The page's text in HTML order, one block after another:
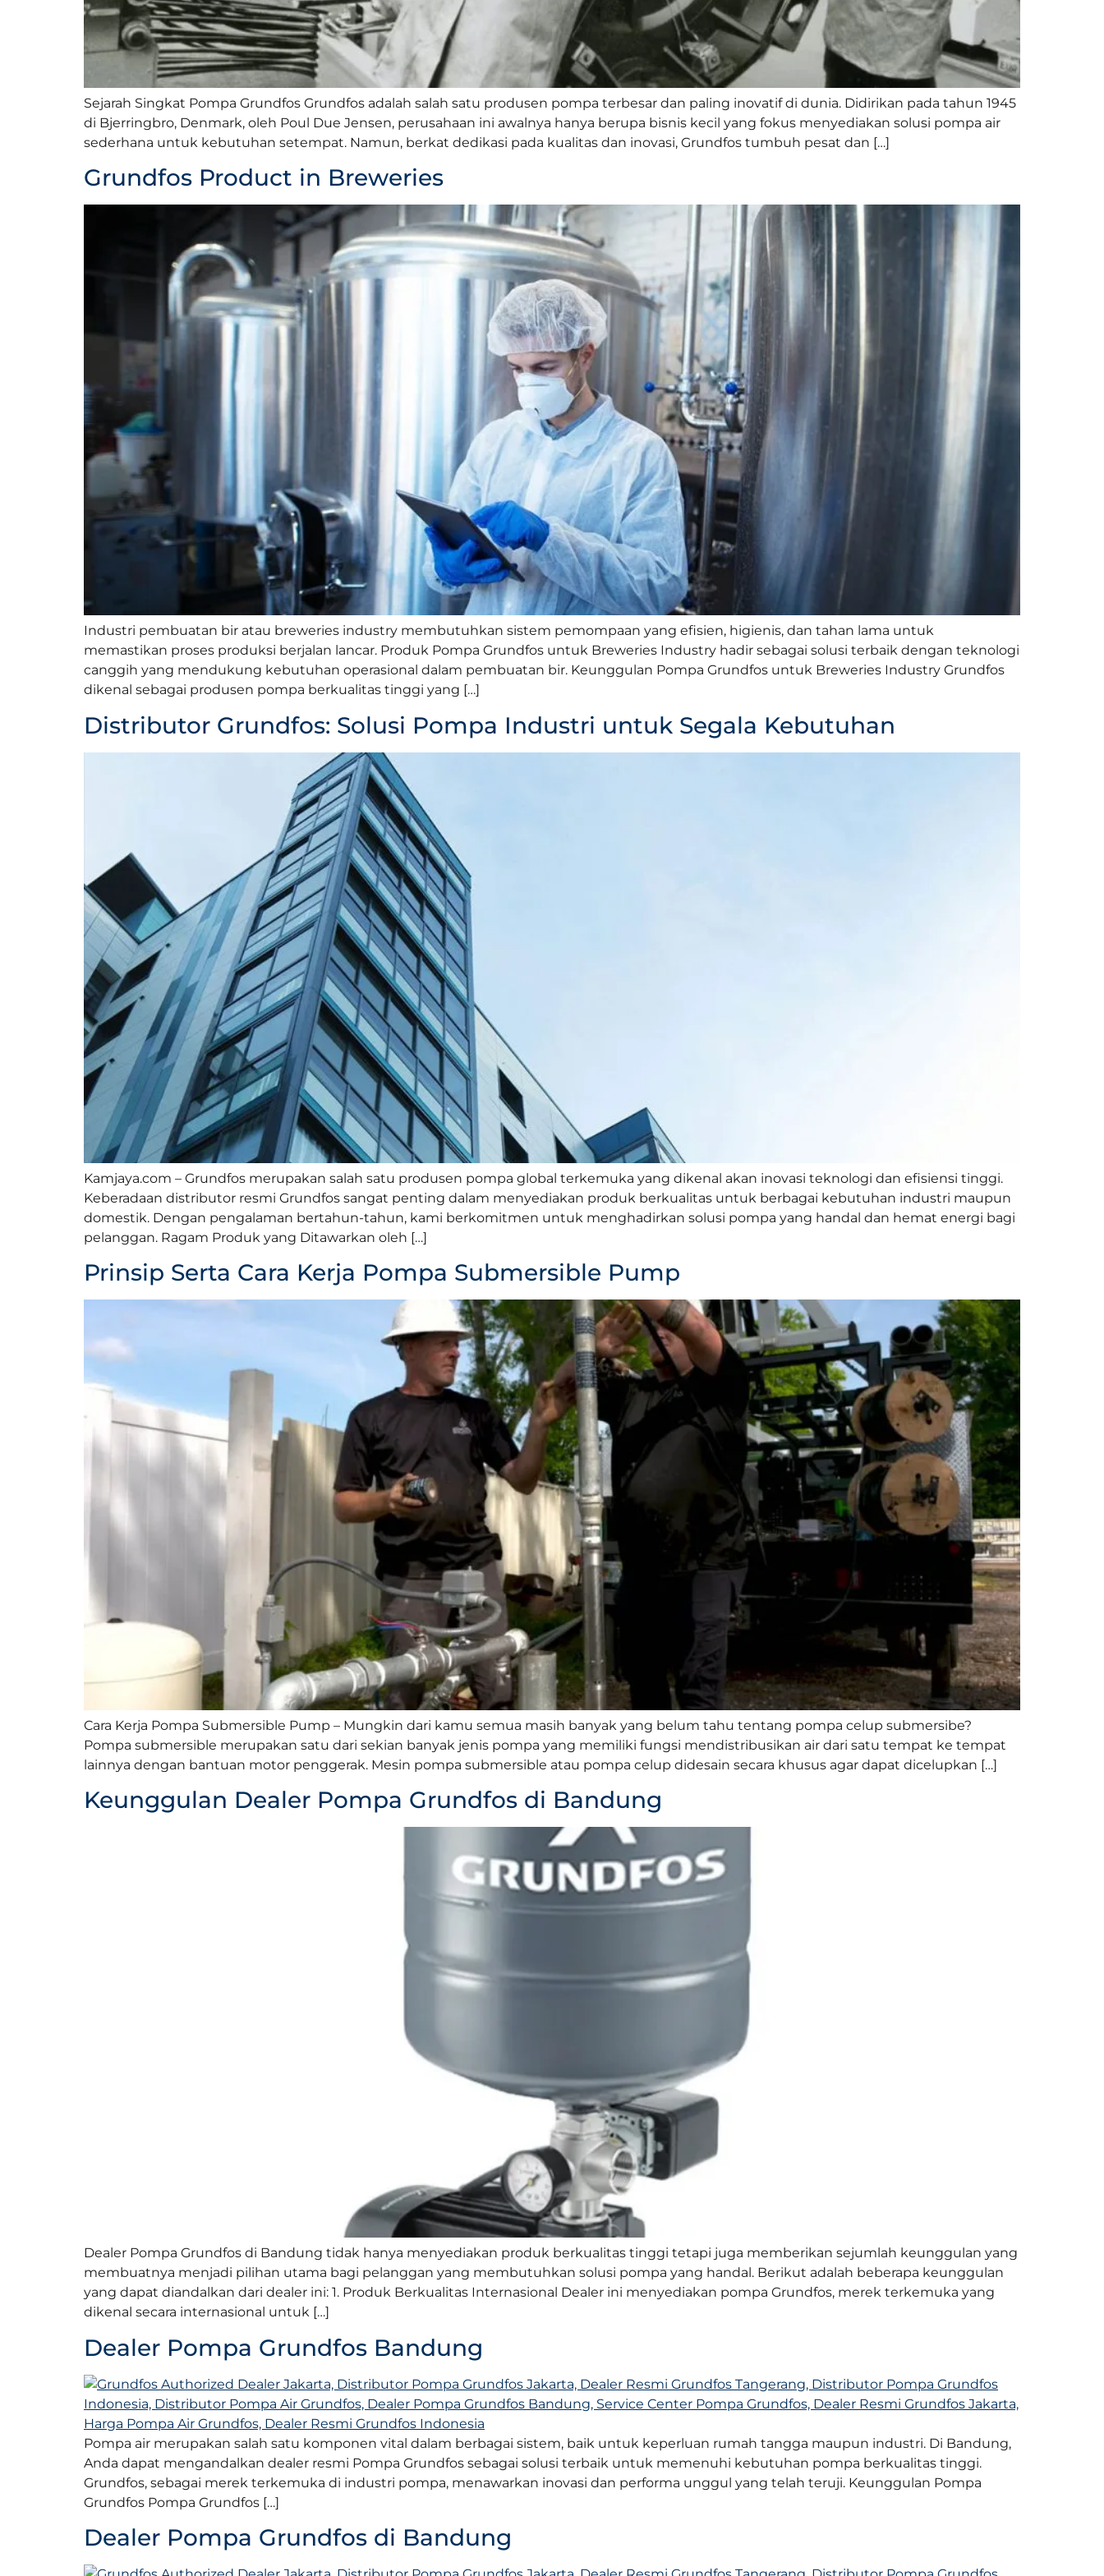
Sejarah Singkat Pompa Grundfos Grundfos adalah salah satu produsen pompa terbesar dan paling inovatif di dunia. Didirikan pada tahun 1945
di Bjerringbro, Denmark, oleh Poul Due Jensen, perusahaan ini awalnya hanya berupa bisnis kecil yang fokus menyediakan solusi pompa air
sederhana untuk kebutuhan setempat. Namun, berkat dedikasi pada kualitas dan inovasi, Grundfos tumbuh pesat dan […]
Grundfos Product in Breweries
Industri pembuatan bir atau breweries industry membutuhkan sistem pemompaan yang efisien, higienis, dan tahan lama untuk
memastikan proses produksi berjalan lancar. Produk Pompa Grundfos untuk Breweries Industry hadir sebagai solusi terbaik dengan teknologi
canggih yang mendukung kebutuhan operasional dalam pembuatan bir. Keunggulan Pompa Grundfos untuk Breweries Industry Grundfos
dikenal sebagai produsen pompa berkualitas tinggi yang […]
Distributor Grundfos: Solusi Pompa Industri untuk Segala Kebutuhan
Kamjaya.com – Grundfos merupakan salah satu produsen pompa global terkemuka yang dikenal akan inovasi teknologi dan efisiensi tinggi.
Keberadaan distributor resmi Grundfos sangat penting dalam menyediakan produk berkualitas untuk berbagai kebutuhan industri maupun
domestik. Dengan pengalaman bertahun-tahun, kami berkomitmen untuk menghadirkan solusi pompa yang handal dan hemat energi bagi
pelanggan. Ragam Produk yang Ditawarkan oleh […]
Prinsip Serta Cara Kerja Pompa Submersible Pump
Cara Kerja Pompa Submersible Pump – Mungkin dari kamu semua masih banyak yang belum tahu tentang pompa celup submersibe?
Pompa submersible merupakan satu dari sekian banyak jenis pompa yang memiliki fungsi mendistribusikan air dari satu tempat ke tempat
lainnya dengan bantuan motor penggerak. Mesin pompa submersible atau pompa celup didesain secara khusus agar dapat dicelupkan […]
Keunggulan Dealer Pompa Grundfos di Bandung
Dealer Pompa Grundfos di Bandung tidak hanya menyediakan produk berkualitas tinggi tetapi juga memberikan sejumlah keunggulan yang
membuatnya menjadi pilihan utama bagi pelanggan yang membutuhkan solusi pompa yang handal. Berikut adalah beberapa keunggulan
yang dapat diandalkan dari dealer ini: 1. Produk Berkualitas Internasional Dealer ini menyediakan pompa Grundfos, merek terkemuka yang
dikenal secara internasional untuk […]
Dealer Pompa Grundfos Bandung
Pompa air merupakan salah satu komponen vital dalam berbagai sistem, baik untuk keperluan rumah tangga maupun industri. Di Bandung,
Anda dapat mengandalkan dealer resmi Pompa Grundfos sebagai solusi terbaik untuk memenuhi kebutuhan pompa berkualitas tinggi.
Grundfos, sebagai merek terkemuka di industri pompa, menawarkan inovasi dan performa unggul yang telah teruji. Keunggulan Pompa
Grundfos Pompa Grundfos […]
Dealer Pompa Grundfos di Bandung